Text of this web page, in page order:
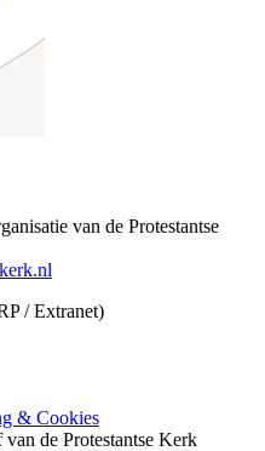
van de Protestantse
/ Extranet)
& Cookies
de Protestantse Kerk